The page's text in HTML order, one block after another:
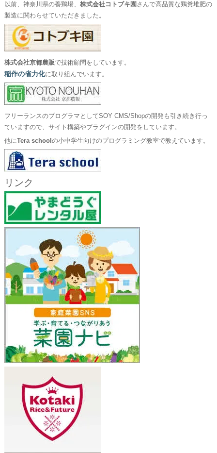
以前、神奈川県の養鶏場、 株式会社コトブキ園 さんで高品質な鶏糞堆肥の
製造に関わらせていただきました。
株式会社京都農販で技術顧問をしています。
稲作の省力化に取り組んでいます。
フリーランスのプログラマとしてSOY CMS/Shopの開発も引き続き行っ
ていますので、サイト構築やプラグインの開発をしています。
他にTera school の小中学生向けのプログラミング教室で教えています。
リンク